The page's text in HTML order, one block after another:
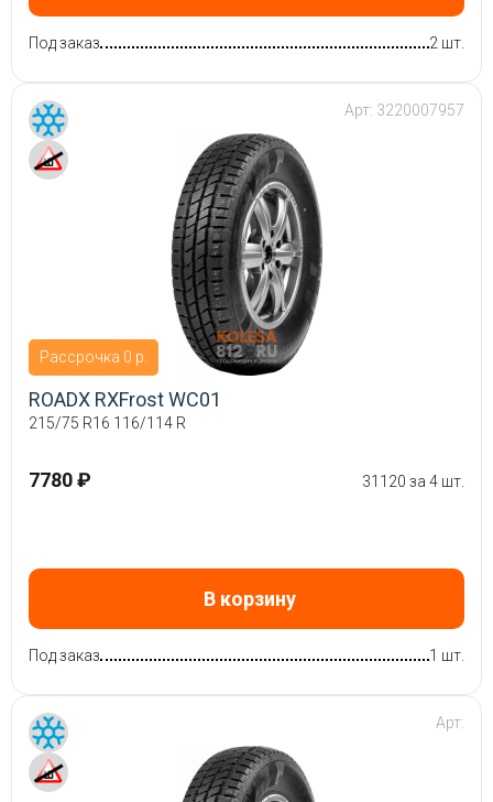
Под заказ 2 шт.
Рассрочка 0 р.
Арт: 3220007957
ROADX RXFrost WC01
215/75 R16 116/114 R
7780 ₽ 31120 за 4 шт.
В корзину
Под заказ 1 шт.
Арт: